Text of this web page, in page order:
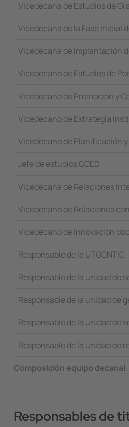
Composición equipo decanal
Vicedecana de Estudios de
Vicedecana de la Fase Inicial
Vicedecana de Implantación
Vicedecano de Estudios de
Vicedecano de Promoción y
Vicedecano de Estrategia
Vicedecano de Planificación
Jefe de estudios GCED
Vicedecana de Relaciones
Vicedecano de Relaciones
Vicedecano de Innovación
Responsable de la UTGCNTIC
Responsable de la unidad de
Responsable de la unidad de
Responsable de la unidad de
Responsable de la unidad de
Responsables de